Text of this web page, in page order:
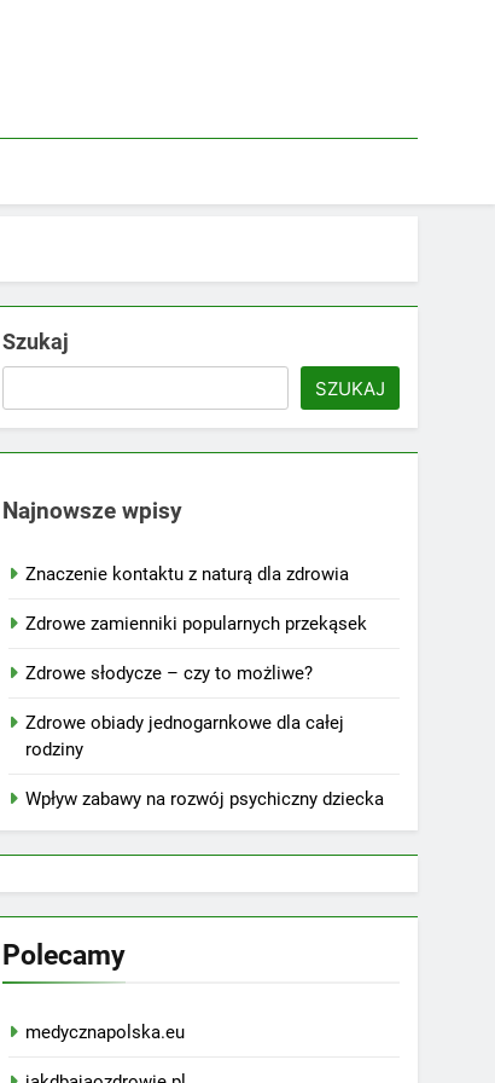
Szukaj
SZUKAJ
Najnowsze wpisy
Znaczenie kontaktu z naturą dla zdrowia
Zdrowe zamienniki popularnych przekąsek
Zdrowe słodycze – czy to możliwe?
Zdrowe obiady jednogarnkowe dla całej
rodziny
Wpływ zabawy na rozwój psychiczny dziecka
Polecamy
medycznapolska.eu